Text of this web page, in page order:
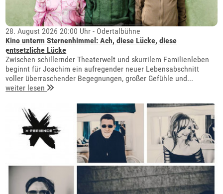
28. August 2026 20:00 Uhr - Odertalbühne
Kino unterm Sternenhimmel: Ach, diese Lücke, diese
entsetzliche Lücke
Zwischen schillernder Theaterwelt und skurrilem Familienleben
beginnt für Joachim ein aufregender neuer Lebensabschnitt
voller überraschender Begegnungen, großer Gefühle und...
weiter lesen